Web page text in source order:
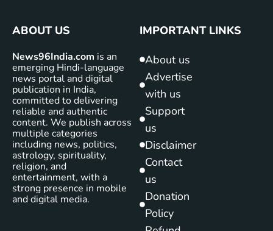
ABOUT US
News96India.com is an
emerging Hindi-language
news portal and digital
publication in India,
committed to delivering
reliable and authentic
content. We publish across
multiple categories
including news, politics,
astrology, spirituality,
religion, and
entertainment, with a
strong presence in mobile
and digital media.
IMPORTANT LINKS
About us
Advertise
with us
Support
us
Disclaimer
Contact
us
Donation
Policy